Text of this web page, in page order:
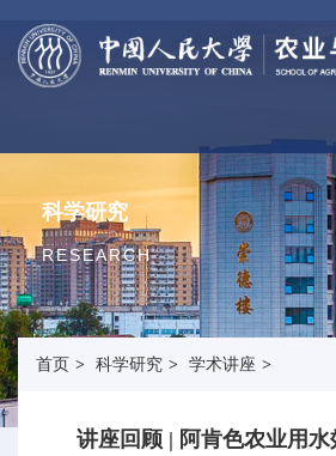
科学研究
RESEARCH
首页 > 科学研究 > 学术讲座 >
讲座回顾 | 阿肯色农业用